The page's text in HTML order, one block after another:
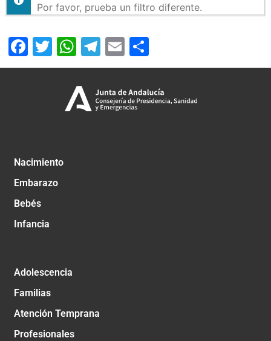
Por favor, prueba un filtro diferente.
Facebook
Twitter
WhatsApp
Telegram
Email
Nacimiento
Embarazo
Bebés
Infancia
Adolescencia
Familias
Atención Temprana
Profesionales